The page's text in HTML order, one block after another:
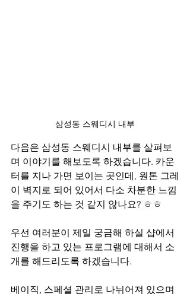
삼성동 스웨디시 내부
다음은 삼성동 스웨디시 내부를 살펴보
며 이야기를 해보도록 하겠습니다. 카운
터를 지나 가면 보이는 곳인데, 원톤 그레
이 벽지로 되어 있어서 다소 차분한 느낌
을 주기도 하는 것 같지 않나요? ㅎㅎ
우선 여러분이 제일 궁금해 하실 샵에서
진행을 하고 있는 프로그램에 대해서 소
개를 해드리도록 하겠습니다.
베이직, 스페셜 관리로 나뉘어져 있으며